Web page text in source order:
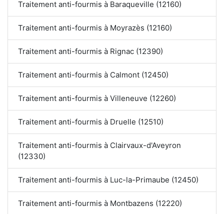
Traitement anti-fourmis à Baraqueville (12160)
Traitement anti-fourmis à Moyrazès (12160)
Traitement anti-fourmis à Rignac (12390)
Traitement anti-fourmis à Calmont (12450)
Traitement anti-fourmis à Villeneuve (12260)
Traitement anti-fourmis à Druelle (12510)
Traitement anti-fourmis à Clairvaux-d'Aveyron
(12330)
Traitement anti-fourmis à Luc-la-Primaube (12450)
Traitement anti-fourmis à Montbazens (12220)